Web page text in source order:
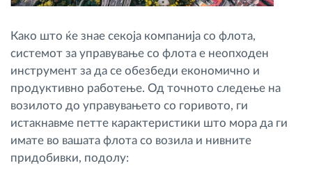
Како што ќе знае секоја компанија со флота,
системот за управување со флота е неопходен
инструмент за да се обезбеди економично и
продуктивно работење. Од точното следење на
возилото до управувањето со горивото, ги
истакнавме петте карактеристики што мора да ги
имате во вашата флота со возила и нивните
придобивки, подолу: